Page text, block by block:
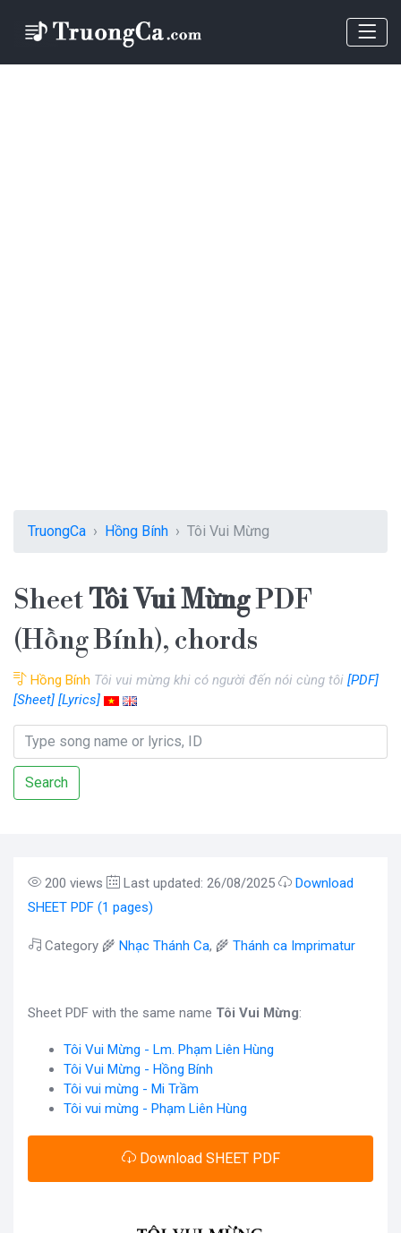
TruongCa Hồng Bính Tôi Vui Mừng
SheetTôi Vui MừngPDF
(Hồng Bính), chords
Hồng Bính Tôi vui mừng khi có người đến nói cùng tôi [PDF]
[Sheet] [Lyrics]
Search
200 views Last updated: 26/08/2025
Download
SHEET PDF (1 pages)
Category 🌾 Nhạc Thánh Ca, 🌾 Thánh ca Imprimatur
Sheet PDF with the same name Tôi Vui Mừng:
Tôi Vui Mừng - Lm. Phạm Liên Hùng
Tôi Vui Mừng - Hồng Bính
Tôi vui mừng - Mi Trầm
Tôi vui mừng - Phạm Liên Hùng
Download SHEET PDF